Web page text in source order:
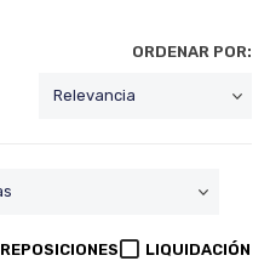
ORDENAR POR:
REPOSICIONES LIQUIDACIÓN